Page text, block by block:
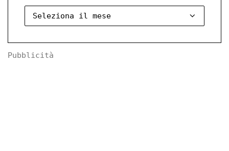
Pubblicità